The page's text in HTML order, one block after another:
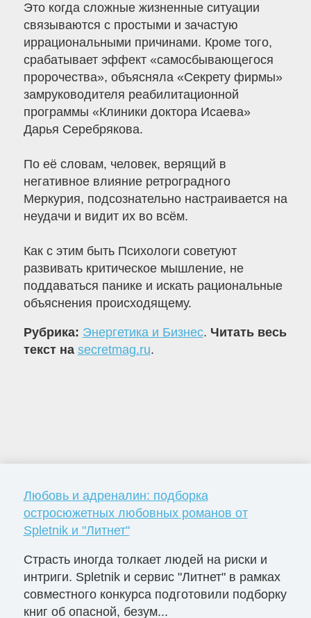
Это когда сложные жизненные ситуации
связываются с простыми и зачастую
иррациональными причинами. Кроме того,
срабатывает эффект «самосбывающегося
пророчества», объясняла «Секрету фирмы»
замруководителя реабилитационной
программы «Клиники доктора Исаева»
Дарья Серебрякова.
По её словам, человек, верящий в
негативное влияние ретроградного
Меркурия, подсознательно настраивается на
неудачи и видит их во всём.
Как с этим быть Психологи советуют
развивать критическое мышление, не
поддаваться панике и искать рациональные
объяснения происходящему.
Рубрика: Энергетика и Бизнес. Читать весь
текст на secretmag.ru.
Любовь и адреналин: подборка
остросюжетных любовных романов от
Spletnik и "Литнет"
Страсть иногда толкает людей на риски и
интриги. Spletnik и сервис "Литнет" в рамках
совместного конкурса подготовили подборку
книг об опасной, безум...